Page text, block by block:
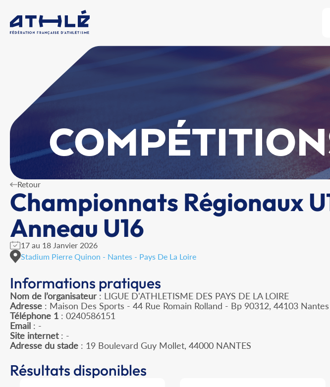
Retour
Championnats Régionaux
Anneau U16
17 au 18 Janvier 2026
Stadium Pierre Quinon - Nantes - Pays De La Loire
Informations pratiques
Nom de l’organisateur : LIGUE D'ATHLETISME DES PAYS DE LA LOIRE
Adresse : Maison Des Sports - 44 Rue Romain Rolland - Bp 90312, 44103
Téléphone 1 : 0240586151
Email : -
Site internet: -
Adresse du stade : 19 Boulevard Guy Mollet, 44000 NANTES
Résultats disponibles